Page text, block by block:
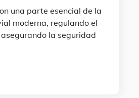
una parte esencial de la
moderna, regulando el
la seguridad